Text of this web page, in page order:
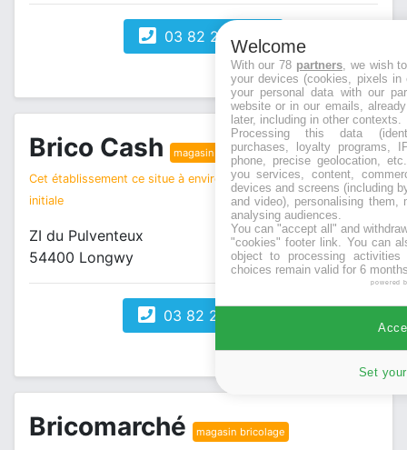
03 82 24 35 74
Brico Cash magasin bricolage
Cet établissement ce situe à environ 3 km de votre recherche
initiale
ZI du Pulventeux
54400 Longwy
03 82 25 09 00
Bricomarché magasin bricolage
Welcome
With our 78 partners, we wish
your devices (cookies, pixels
your personal data with our
website or in our emails,
later, including in other contexts.
Processing this data
purchases, loyalty programs,
phone, precise geolocation,
you services, content,
devices and screens (including
and video), personalising them,
analysing audiences.
You can "accept all" and
"cookies" footer link . You can
object to processing
choices remain valid for 6
powered
Set